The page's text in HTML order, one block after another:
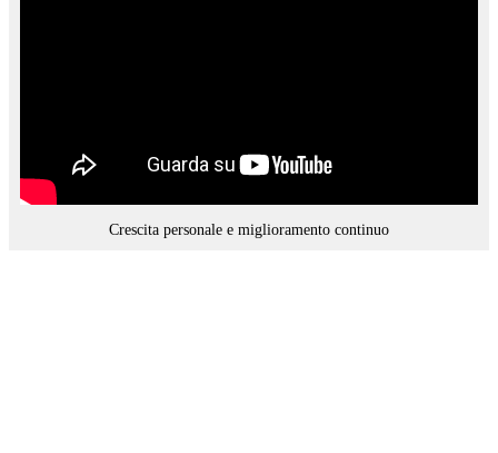
Crescita personale e miglioramento continuo